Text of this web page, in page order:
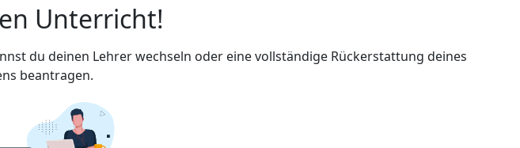
Unterricht!
du deinen Lehrer wechseln oder eine vollständige Rückerstattung deines
beantragen.